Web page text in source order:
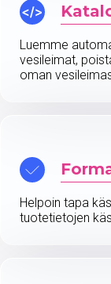
Luemme
vesileimat,
oman
Helpoin tapa
tuotetietojen